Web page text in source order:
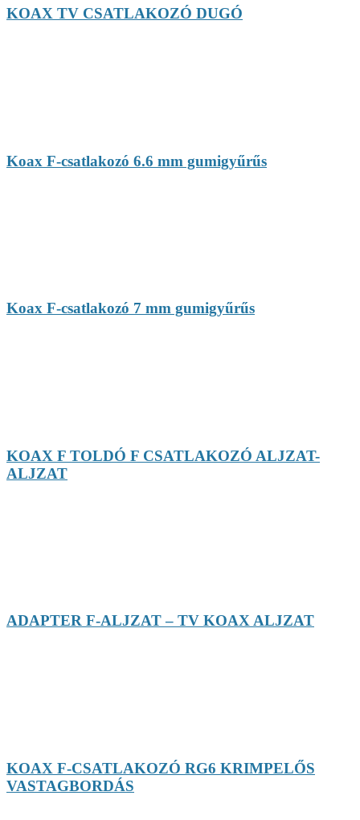
KOAX TV CSATLAKOZÓ DUGÓ
Koax F-csatlakozó 6.6 mm gumigyűrűs
Koax F-csatlakozó 7 mm gumigyűrűs
KOAX F TOLDÓ F CSATLAKOZÓ ALJZAT-
ALJZAT
ADAPTER F-ALJZAT – TV KOAX ALJZAT
KOAX F-CSATLAKOZÓ RG6 KRIMPELŐS
VASTAGBORDÁS